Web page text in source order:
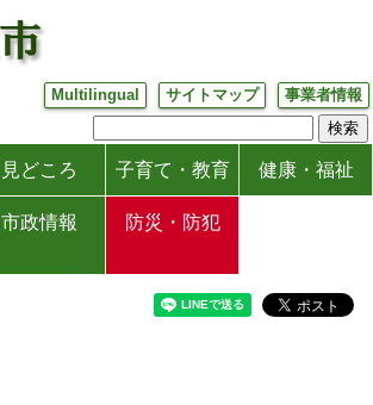
Multilingual サイトマップ 事業者情報
見どころ 子育て・教育 健康・福祉
市政情報 防災・防犯